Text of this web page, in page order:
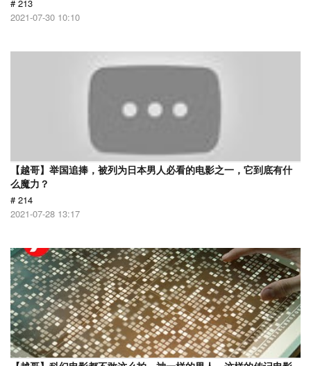
# 213
2021-07-30 10:10
【越哥】举国追捧，被列为日本男人必看的电影之一，它到底有什
么魔力？
# 214
2021-07-28 13:17